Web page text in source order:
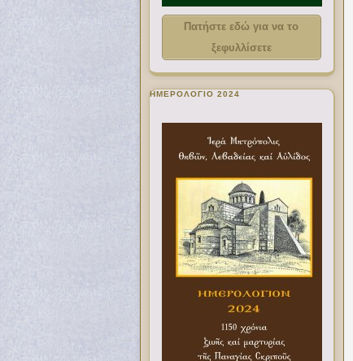
Πατήστε εδώ για να το
ξεφυλλίσετε
ΗΜΕΡΟΛΟΓΙΟ 2024